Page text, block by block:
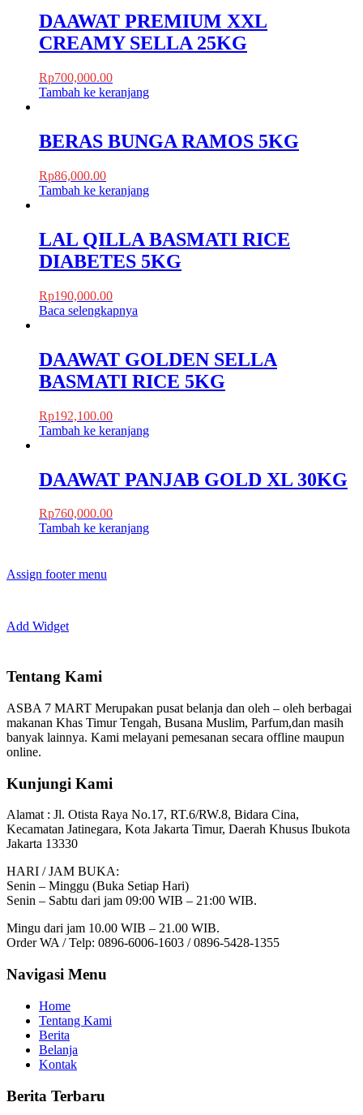
DAAWAT PREMIUM XXL
CREAMY SELLA 25KG
Rp700,000.00
Tambah ke keranjang
BERAS BUNGA RAMOS 5KG
Rp86,000.00
Tambah ke keranjang
LAL QILLA BASMATI RICE
DIABETES 5KG
Rp190,000.00
Baca selengkapnya
DAAWAT GOLDEN SELLA
BASMATI RICE 5KG
Rp192,100.00
Tambah ke keranjang
DAAWAT PANJAB GOLD XL 30KG
Rp760,000.00
Tambah ke keranjang
Assign footer menu
Add Widget
Tentang Kami
ASBA 7 MART Merupakan pusat belanja dan oleh – oleh berbagai
makanan Khas Timur Tengah, Busana Muslim, Parfum,dan masih
banyak lainnya. Kami melayani pemesanan secara offline maupun
online.
Kunjungi Kami
Alamat : Jl. Otista Raya No.17, RT.6/RW.8, Bidara Cina,
Kecamatan Jatinegara, Kota Jakarta Timur, Daerah Khusus Ibukota
Jakarta 13330
HARI / JAM BUKA:
Senin – Minggu (Buka Setiap Hari)
Senin – Sabtu dari jam 09:00 WIB – 21:00 WIB.
Mingu dari jam 10.00 WIB – 21.00 WIB.
Order WA / Telp: 0896-6006-1603 / 0896-5428-1355
Navigasi Menu
Home
Tentang Kami
Berita
Belanja
Kontak
Berita Terbaru